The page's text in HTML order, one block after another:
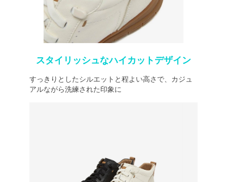
スタイリッシュなハイカットデザイン
すっきりとしたシルエットと程よい高さで、カジュ
アルながら洗練された印象に